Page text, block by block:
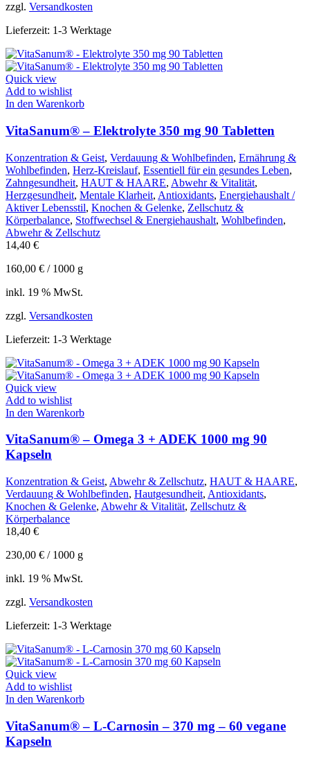
zzgl. Versandkosten
Lieferzeit: 1-3 Werktage
Quick view
Add to wishlist
In den Warenkorb
VitaSanum® – Elektrolyte 350 mg 90 Tabletten
Konzentration & Geist, Verdauung & Wohlbefinden, Ernährung &
Wohlbefinden, Herz-Kreislauf, Essentiell für ein gesundes Leben,
Zahngesundheit, HAUT & HAARE, Abwehr & Vitalität,
Herzgesundheit, Mentale Klarheit, Antioxidants, Energiehaushalt /
Aktiver Lebensstil, Knochen & Gelenke, Zellschutz &
Körperbalance, Stoffwechsel & Energiehaushalt, Wohlbefinden,
Abwehr & Zellschutz
14,40 €
160,00 € / 1000 g
inkl. 19 % MwSt.
zzgl. Versandkosten
Lieferzeit: 1-3 Werktage
Quick view
Add to wishlist
In den Warenkorb
VitaSanum® – Omega 3 + ADEK 1000 mg 90
Kapseln
Konzentration & Geist, Abwehr & Zellschutz, HAUT & HAARE,
Verdauung & Wohlbefinden, Hautgesundheit, Antioxidants,
Knochen & Gelenke, Abwehr & Vitalität, Zellschutz &
Körperbalance
18,40 €
230,00 € / 1000 g
inkl. 19 % MwSt.
zzgl. Versandkosten
Lieferzeit: 1-3 Werktage
Quick view
Add to wishlist
In den Warenkorb
VitaSanum® – L-Carnosin – 370 mg – 60 vegane
Kapseln